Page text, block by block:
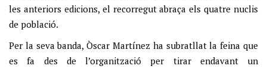
les anteriors edicions, el recorregut abraça els quatre nuclis
de població.
Per la seva banda, Òscar Martínez ha subratllat la feina que
es fa des de l’organització per tirar endavant un